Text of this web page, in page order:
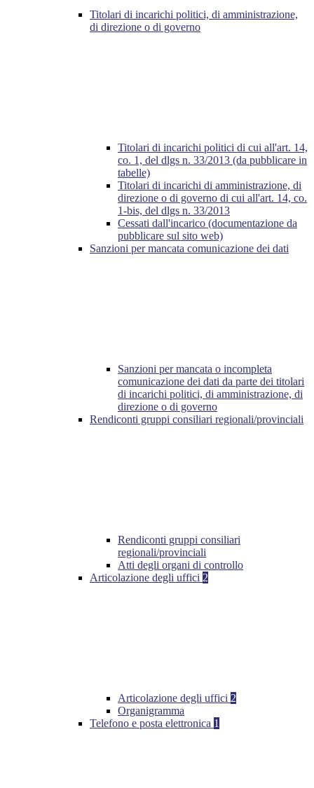
Titolari di incarichi politici, di amministrazione,
di direzione o di governo
Titolari di incarichi politici di cui all'art. 14,
co. 1, del dlgs n. 33/2013 (da pubblicare in
tabelle)
Titolari di incarichi di amministrazione, di
direzione o di governo di cui all'art. 14, co.
1-bis, del dlgs n. 33/2013
Cessati dall'incarico (documentazione da
pubblicare sul sito web)
Sanzioni per mancata comunicazione dei dati
Sanzioni per mancata o incompleta
comunicazione dei dati da parte dei titolari
di incarichi politici, di amministrazione, di
direzione o di governo
Rendiconti gruppi consiliari regionali/provinciali
Rendiconti gruppi consiliari
regionali/provinciali
Atti degli organi di controllo
Articolazione degli uffici 2
Articolazione degli uffici 2
Organigramma
Telefono e posta elettronica 1